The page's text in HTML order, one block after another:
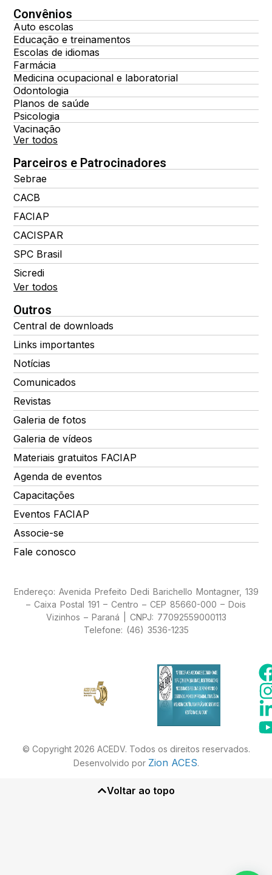
Convênios
Auto escolas
Educação e treinamentos
Escolas de idiomas
Farmácia
Medicina ocupacional e laboratorial
Odontologia
Planos de saúde
Psicologia
Vacinação
Ver todos
Parceiros e Patrocinadores
Sebrae
CACB
FACIAP
CACISPAR
SPC Brasil
Sicredi
Ver todos
Outros
Central de downloads
Links importantes
Notícias
Comunicados
Revistas
Galeria de fotos
Galeria de vídeos
Materiais gratuitos FACIAP
Agenda de eventos
Capacitações
Eventos FACIAP
Associe-se
Fale conosco
Endereço: Avenida Prefeito Dedi Barichello Montagner, 139
– Caixa Postal 191 – Centro – CEP 85660-000 – Dois
Vizinhos – Paraná | CNPJ: 77092559000113
Telefone: (46) 3536-1235
© Copyright 2026 ACEDV. Todos os direitos reservados.
Desenvolvido por Zion ACES.
Voltar ao topo